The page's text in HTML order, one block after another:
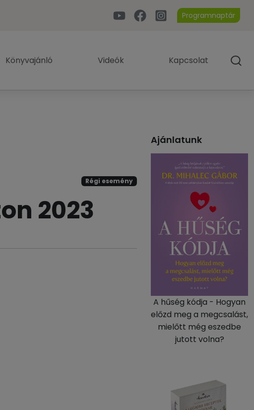
Programnaptár
Könyvajánló Videók Kapcsolat
Régi esemény
2023
Ajánlatunk
A hűség kódja - Hogyan
előzd meg a megcsalást,
mielőtt még eszedbe
jutott volna?